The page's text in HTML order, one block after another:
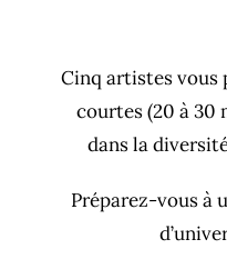
Cinq artistes vous
courtes (20 à 30
dans la
Préparez-vous à